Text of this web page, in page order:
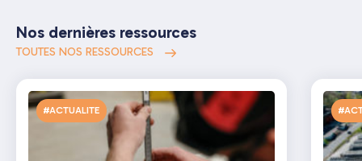
Nos dernières ressources
TOUTES NOS RESSOURCES
#ACTUALITE